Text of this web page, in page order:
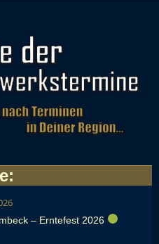
:
– Erntefest 2026